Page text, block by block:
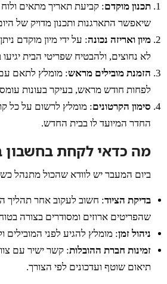
תכנון מוקדם: קביעת תאריך מתאים ולוח
שיאפשר התארגנות ותכנון מדויק של
מיון ואריזה נכונה: על ידי מיון מוקדם
לא נחוצים, ולהבטיח שפריטי הבית
הזמנת מובילים מראש: מומלץ לתאם
לפחות חודש מראש, בעיקר בעונות
סימון הקרטונים: מומלץ לרשום על כל
החדר המיועד לו בבית החדש.
מה כדאי לקחת בחשבון
ביום המעבר יש לוודא שהכול מתנהל
בדיקת הציוד: חשוב לעקוב אחר תהליך
שהפריטים ארוזים ומסודרים בצורה
ניהול זמן: מומלץ להגיע לפני המובילים
זמינות חברת ההובלות: קשר ישיר עם
תיאום שוטף ועדכונים לפי הצורך.